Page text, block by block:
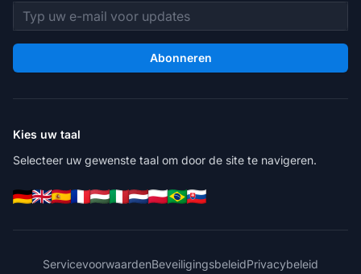
E-mailadres
Abonneren
Kies uw taal
Selecteer uw gewenste taal om door de site te navigeren.
ServicevoorwaardenBeveiligingsbeleidPrivacybeleid